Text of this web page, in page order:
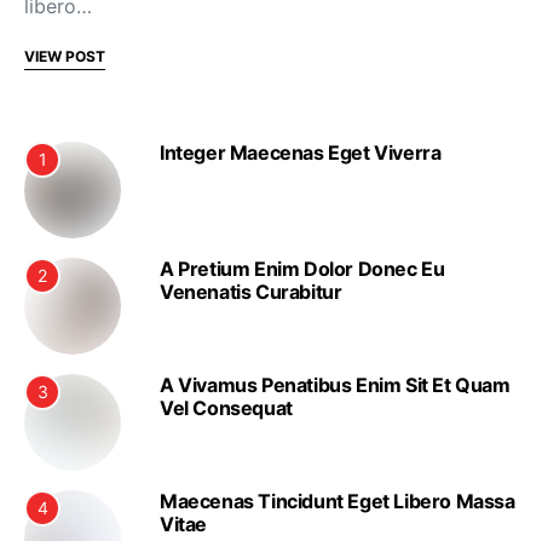
libero…
VIEW POST
1 Integer Maecenas Eget Viverra
2
A Pretium Enim Dolor Donec Eu
Venenatis Curabitur
3
A Vivamus Penatibus Enim Sit Et Quam
Vel Consequat
4
Maecenas Tincidunt Eget Libero Massa
Vitae